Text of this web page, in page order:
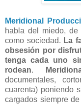
Meridional
habla del miedo,
como sociedad. La
obsesión por
tenga cada uno
rodean.
documentales,
cuarenta) poniendo
cargados siempre